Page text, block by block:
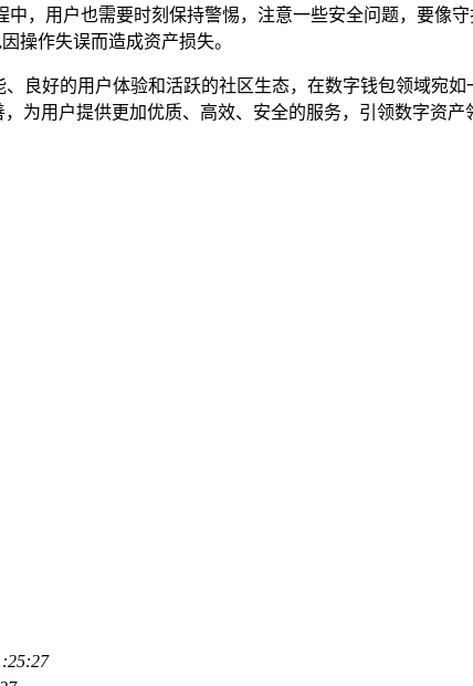
，用户也需要时刻保持警惕，注意一些安全问题，要像
操作失误而造成资产损失。
、良好的用户体验和活跃的社区生态，在数字钱包领域宛
为用户提供更加优质、高效、安全的服务，引领数字资产